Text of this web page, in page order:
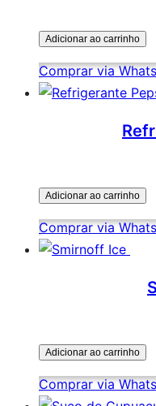
Adicionar ao carrinho
Comprar via
Adicionar ao carrinho
Comprar via
Adicionar ao carrinho
Comprar via